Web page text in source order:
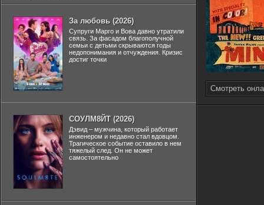
Смотреть
За любовь (2026)
Супруги Марго и Вова давно утратили
связь. За фасадом благополучной
семьи с детьми скрываются годы
недопонимания и отчуждения. Кризис
достиг точки
СОУЛМ8ЙТ (2026)
Дэвид – мужчина, который работает
инженером и недавно стал вдовцом.
Трагическое событие оставило в нем
тяжелый след. Он не может
самостоятельно